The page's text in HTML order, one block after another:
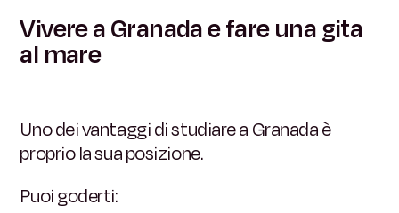
Vivere a Granada e fare una gita
al mare
Uno dei vantaggi di studiare a Granada è
proprio la sua posizione.
Puoi goderti: